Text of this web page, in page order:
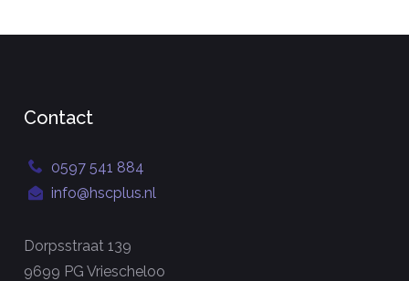
Contact
0597 541 884
info@hscplus.nl
Dorpsstraat 139
9699 PG Vriescheloo